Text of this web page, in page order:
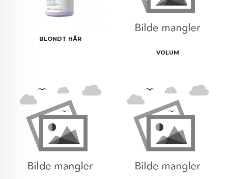
BLONDT HÅR
VOLUM